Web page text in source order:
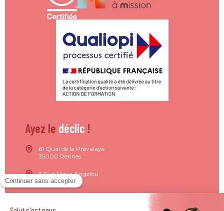
Ayez le déclic !
61 Quai de la Prévalaye
35000 Rennes
3 Rue Maya Angelou
44200 Nantes